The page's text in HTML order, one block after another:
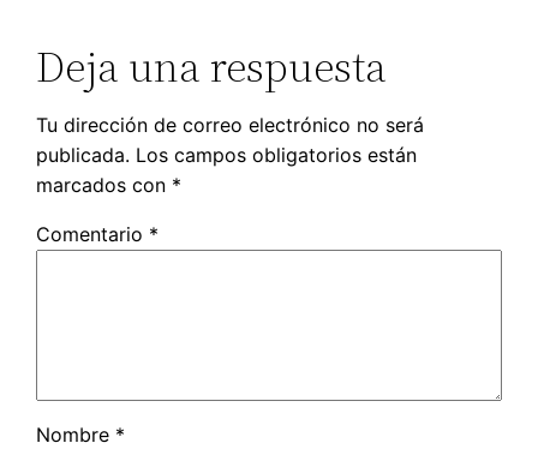
Deja una respuesta
Tu dirección de correo electrónico no será
publicada. Los campos obligatorios están
marcados con *
Comentario *
Nombre *